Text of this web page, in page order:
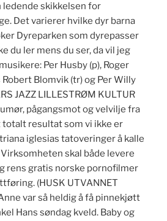
ledende skikkelsen for
Det varierer hvilke dyr barna
Dyreparken som dyrepasser
du ler mens du ser, da vil jeg
Per Husby (p), Roger
Blomvik (tr) og Per Willy
JAZZ LILLESTRØM KULTUR
pågangsmot og velvilje fra
resultat som vi ikke er
iglesias tatoveringer å kalle
skal både levere
rens gratis norske pornofilmer
(HUSK UTVANNET
var så heldig å få pinnekjøtt
Hans søndag kveld. Baby og